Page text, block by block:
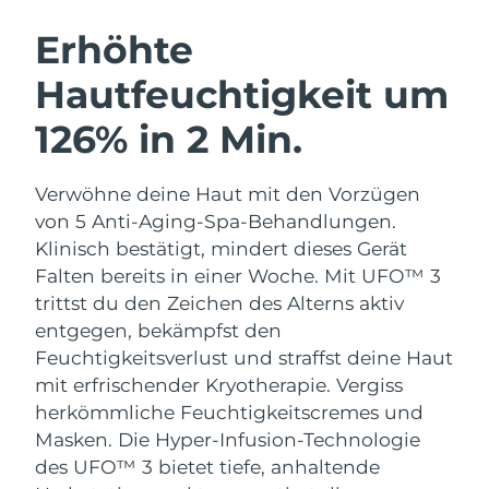
Erhöhte
Hautfeuchtigkeit um
126% in 2 Min.
Verwöhne deine Haut mit den Vorzügen
von 5 Anti-Aging-Spa-Behandlungen.
Klinisch bestätigt, mindert dieses Gerät
Falten bereits in einer Woche. Mit UFO™ 3
trittst du den Zeichen des Alterns aktiv
entgegen, bekämpfst den
Feuchtigkeitsverlust und straffst deine Haut
mit erfrischender Kryotherapie. Vergiss
herkömmliche Feuchtigkeitscremes und
Masken. Die Hyper-Infusion-Technologie
des UFO™ 3 bietet tiefe, anhaltende
Gesichtsreinigung
Anti-aging massage
LUNA™ 4 Plus
Massage, LED heating
LUNA™ 4 Men
For men, anti-aging massage
Gesichtsstraffung
Microcurrent toning
BEAR™ 2 go
Microcurrent toning on-the-go
BEAR™ 2 eyes & lips
Microcurrent line smoothing device
Hydratisierung
UFO™ 3 Set
Deep facial hydration
UFO™ 3 LED
Near-infrared and red light therapy
device
Mundpflege
issa™ 4
Hybrid silicone sonic toothbrush
issa™ 4 plus
Smart hybrid silicone sonic toothbrush
FAQ™ ANTI-AGING-BEHANDLUNG
Anti-aging LED-Behandlungen
NEW
Österreich
Bahrain Erwartete Lieferung8/10/26
Belgien Erwartete Lieferung
Bermuda Erwartete Lieferung
Bosnien und
Herzegowina
Erwartete Lieferung8/12/26
Brunei Darussalam Erwartete Lieferung
Bulgarien Erwartete Lieferung
Kanada Erwartete Lieferung8/13/26